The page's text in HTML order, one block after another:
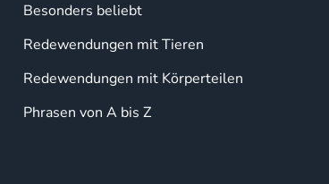
Besonders beliebt
Redewendungen mit Tieren
Redewendungen mit Körperteilen
Phrasen von A bis Z